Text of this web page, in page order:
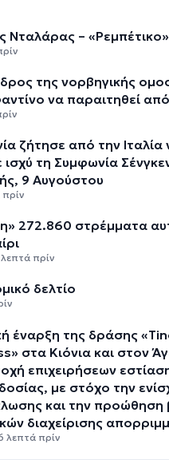
Νταλάρας – «Ρεμπέτικο»
της νορβηγικής
να παραιτηθεί
ζήτησε από την Ιταλία
ισχύ τη Συμφωνία
9 Αυγούστου
272.860 στρέμματα
πρίν
δελτίο
έναρξη της δράσης
στα Κιόνια και στον
επιχειρήσεων
με στόχο την
και την προώθηση
διαχείρισης
λεπτά πρίν